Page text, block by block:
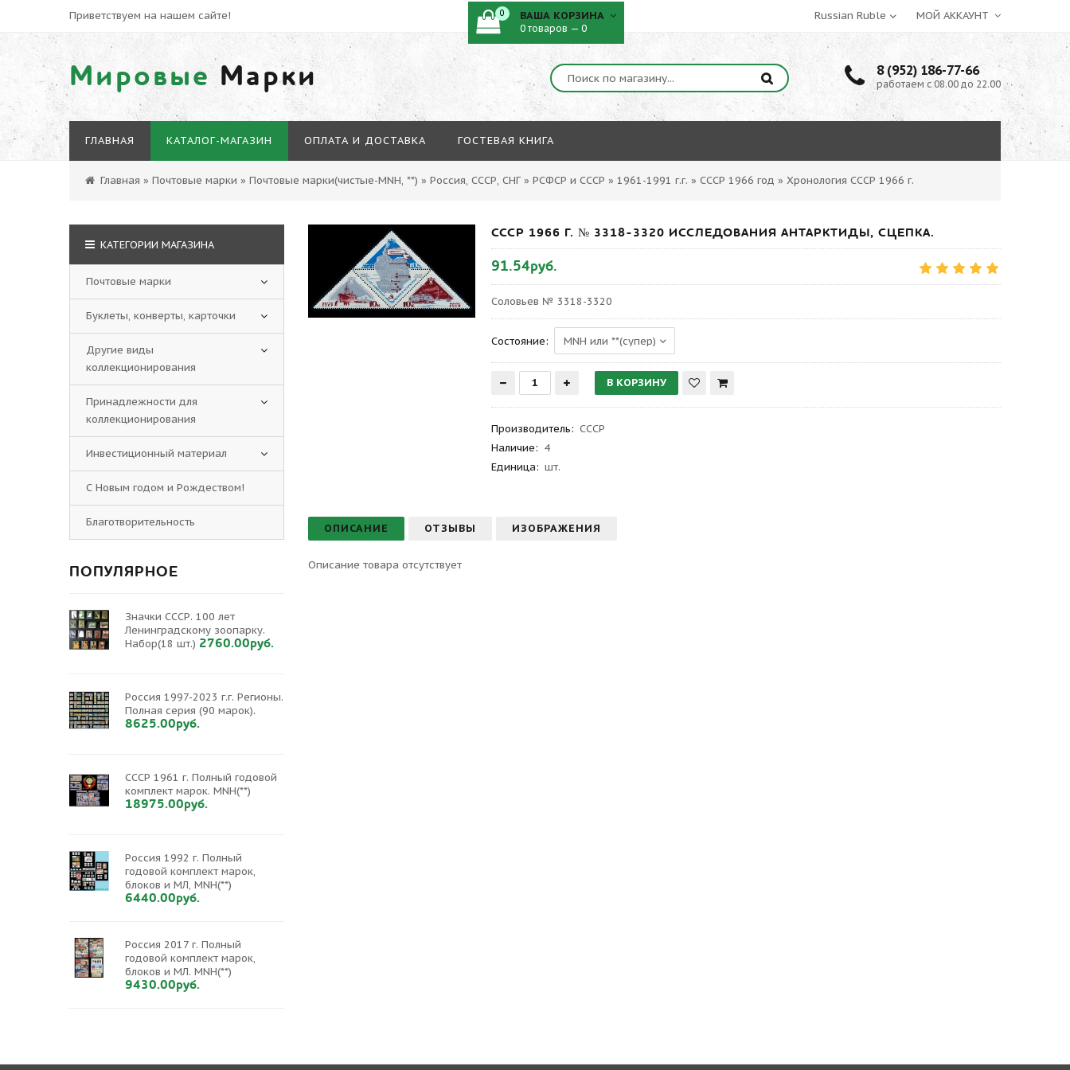
Приветствуем на нашем сайте! МОЙ АККАУНТ
Мировые Марки 8 (952) 186-77-66
работаем с 08.00 до 22.00
0 ВАША КОРЗИНА
0 товаров — 0
ГЛАВНАЯ КАТАЛОГ-МАГАЗИН ОПЛАТА И ДОСТАВКА ГОСТЕВАЯ КНИГА
Главная » Почтовые марки » Почтовые марки(чистые-MNH, **) » Россия, СССР, СНГ » РСФСР и СССР » 1961-1991 г.г. » СССР 1966 год » Хронология СССР 1966 г.
СССР 1966 Г. № 3318-3320 ИССЛЕДОВАНИЯ АНТАРКТИДЫ, СЦЕПКА.
91.54руб.
Соловьев № 3318-3320
Состояние:
Производитель: СССР
Наличие: 4
Единица: шт.
ОПИСАНИЕ ОТЗЫВЫ ИЗОБРАЖЕНИЯ
Описание товара отсутствует
КАТЕГОРИИ МАГАЗИНА
Почтовые марки
Буклеты, конверты, карточки
Другие виды
коллекционирования
Принадлежности для
коллекционирования
Инвестиционный материал
С Новым годом и Рождеством!
Благотворительность
ПОПУЛЯРНОЕ
Значки СССР. 100 лет
Ленинградскому зоопарку.
Набор(18 шт.) 2760.00руб.
Россия 1997-2023 г.г. Регионы.
Полная серия (90 марок).
8625.00руб.
СССР 1961 г. Полный годовой
комплект марок. MNH(**)
18975.00руб.
Россия 1992 г. Полный
годовой комплект марок,
блоков и МЛ, MNH(**)
6440.00руб.
Россия 2017 г. Полный
годовой комплект марок,
блоков и МЛ. MNH(**)
9430.00руб.